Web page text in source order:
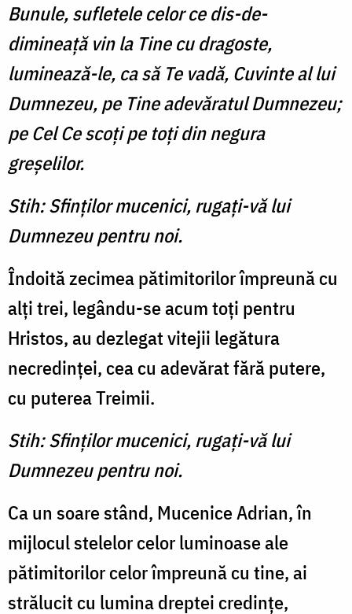
Bunule, sufletele celor ce dis-de-
dimineaţă vin la Tine cu dragoste,
luminează-le, ca să Te vadă, Cuvinte al lui
Dumnezeu, pe Tine adevăratul Dumnezeu;
pe Cel Ce scoţi pe toţi din negura
greşelilor.
Stih: Sfinţilor mucenici, rugaţi-vă lui
Dumnezeu pentru noi.
Îndoită zecimea pătimitorilor împreună cu
alţi trei, legându-se acum toţi pentru
Hristos, au dezlegat vitejii legătura
necredinţei, cea cu adevărat fără putere,
cu puterea Treimii.
Stih: Sfinţilor mucenici, rugaţi-vă lui
Dumnezeu pentru noi.
Ca un soare stând, Mucenice Adrian, în
mijlocul stelelor celor luminoase ale
pătimitorilor celor împreună cu tine, ai
strălucit cu lumina dreptei credinţe,